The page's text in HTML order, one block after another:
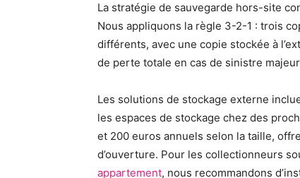
La stratégie de sauvegarde hors-site
Nous appliquons la règle 3-2-1 : trois
différents, avec une copie stockée à
de perte totale en cas de sinistre
Les solutions de stockage externe
les espaces de stockage chez des
et 200 euros annuels selon la taille,
d’ouverture. Pour les collectionneurs
appartement, nous recommandons